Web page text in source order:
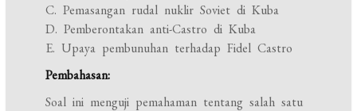
C. Pemasangan rudal nuklir Soviet di Kuba
D. Pemberontakan anti-Castro di Kuba
E. Upaya pembunuhan terhadap Fidel Castro
Pembahasan:
Soal ini menguji pemahaman tentang salah satu